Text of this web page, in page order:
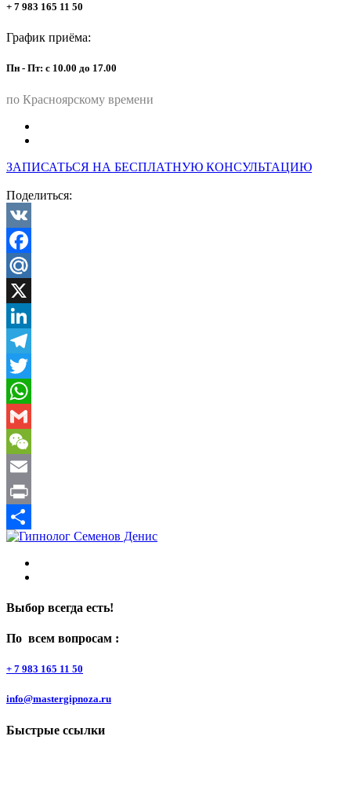
+ 7 983 165 11 50
График приёма:
Пн - Пт: с 10.00 до 17.00
по Красноярскому времени
ЗАПИСАТЬСЯ НА БЕСПЛАТНУЮ КОНСУЛЬТАЦИЮ
Поделиться:
VK
Facebook
Mail.Ru
X
LinkedIn
Telegram
Twitter
WhatsApp
Gmail
WeChat
Email
Print
Отправить
Выбор всегда есть!
По всем вопросам :
+ 7 983 165 11 50
info@mastergipnoza.ru
Быстрые ссылки